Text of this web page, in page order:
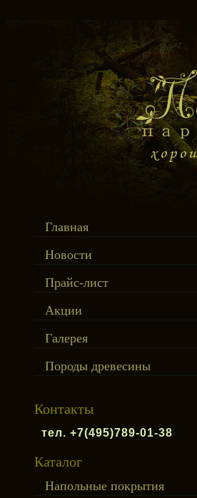
Главная
Новости
Прайс-лист
Акции
Галерея
Породы древесины
Контакты
тел. +7(495)789-01-38
Каталог
Напольные покрытия